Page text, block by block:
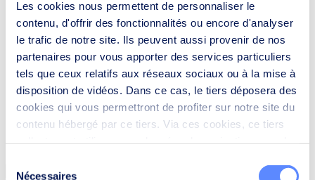
Les cookies nous permettent de personnaliser le
contenu, d'offrir des fonctionnalités ou encore d'analyser
le trafic de notre site. Ils peuvent aussi provenir de nos
partenaires pour vous apporter des services particuliers
tels que ceux relatifs aux réseaux sociaux ou à la mise à
disposition de vidéos. Dans ce cas, le tiers déposera des
cookies qui vous permettront de profiter sur notre site du
contenu hébergé par ce tiers. Via ces cookies, ce tiers
de confidentialité.
Nécessaires
Économie circulaire
Bornes de recharge
Europe
Assises RH
Nos actions
Actualités
Le point sur...
Presse
Le Moove Lab
Moove On
Annuaire